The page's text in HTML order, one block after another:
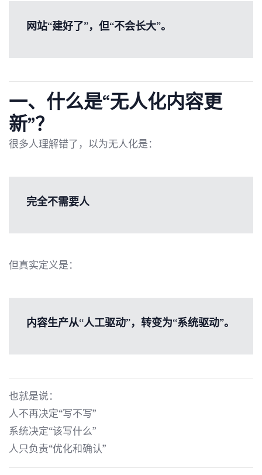
网站“建好了”，但“不会长大”。
一、什么是“无人化内容更
新”？
很多人理解错了，以为无人化是：
完全不需要人
但真实定义是：
内容生产从“人工驱动”，转变为“系统驱动”。
也就是说：
人不再决定“写不写”
系统决定“该写什么”
人只负责“优化和确认”